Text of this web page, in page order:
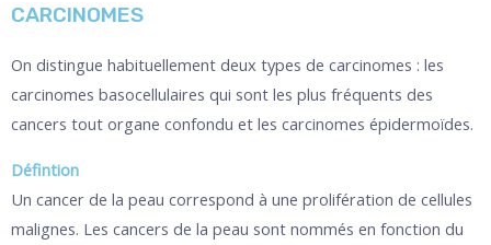
CARCINOMES
On distingue habituellement deux types de carcinomes : les
carcinomes basocellulaires qui sont les plus fréquents des
cancers tout organe confondu et les carcinomes épidermoïdes.
Défintion
Un cancer de la peau correspond à une prolifération de cellules
malignes. Les cancers de la peau sont nommés en fonction du